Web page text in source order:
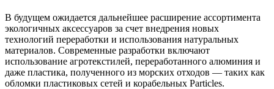
В будущем ожидается дальнейшее расширение ассортимента
экологичных аксессуаров за счет внедрения новых
технологий переработки и использования натуральных
материалов. Современные разработки включают
использование агротекстилей, переработанного алюминия и
даже пластика, полученного из морских отходов — таких как
обломки пластиковых сетей и корабельных Particles.